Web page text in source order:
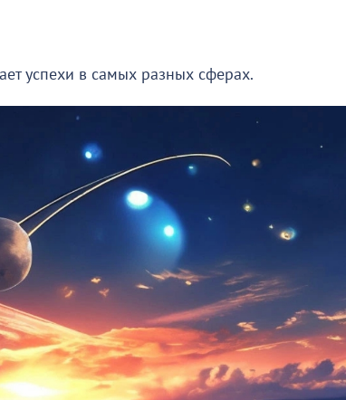
успехи в самых разных сферах.